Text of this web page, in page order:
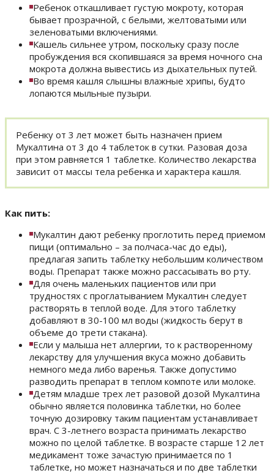
Ребенок откашливает густую мокроту, которая
бывает прозрачной, с белыми, желтоватыми или
зеленоватыми включениями.
Кашель сильнее утром, поскольку сразу после
пробуждения вся скопившаяся за время ночного сна
мокрота должна вывестись из дыхательных путей.
Во время кашля слышны влажные хрипы, будто
лопаются мыльные пузыри.
Ребенку от 3 лет может быть назначен прием
Мукалтина от 3 до 4 таблеток в сутки. Разовая доза
при этом равняется 1 таблетке. Количество лекарства
зависит от массы тела ребенка и характера кашля.
Как пить:
Мукалтин дают ребенку проглотить перед приемом
пищи (оптимально – за полчаса-час до еды),
предлагая запить таблетку небольшим количеством
воды. Препарат также можно рассасывать во рту.
Для очень маленьких пациентов или при
трудностях с проглатыванием Мукалтин следует
растворять в теплой воде. Для этого таблетку
добавляют в 30-100 мл воды (жидкость берут в
объеме до трети стакана).
Если у малыша нет аллергии, то к растворенному
лекарству для улучшения вкуса можно добавить
немного меда либо варенья. Также допустимо
разводить препарат в теплом компоте или молоке.
Детям младше трех лет разовой дозой Мукалтина
обычно является половинка таблетки, но более
точную дозировку таким пациентам устанавливает
врач. С 3-летнего возраста принимать лекарство
можно по целой таблетке. В возрасте старше 12 лет
медикамент тоже зачастую принимается по 1
таблетке, но может назначаться и по две таблетки